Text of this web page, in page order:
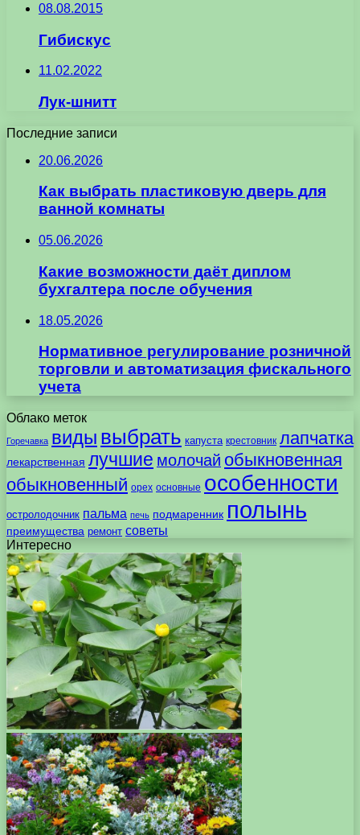
08.08.2015
Гибискус
11.02.2022
Лук-шнитт
Последние записи
20.06.2026
Как выбрать пластиковую дверь для
ванной комнаты
05.06.2026
Какие возможности даёт диплом
бухгалтера после обучения
18.05.2026
Нормативное регулирование розничной
торговли и автоматизация фискального
учета
Облако меток
Горечавка виды выбрать капуста крестовник лапчатка
лекарственная лучшие молочай обыкновенная
обыкновенный орех основные особенности
остролодочник пальма печь подмаренник полынь
преимущества ремонт советы
Интересно